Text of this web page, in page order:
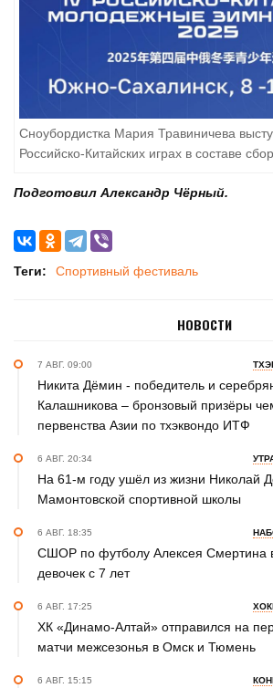
Сноубордистка Мария Травиничева
Российско-Китайских играх в составе
Подготовил Александр Чёрный.
Теги: Спортивный фестиваль
НОВОСТИ
7 АВГ. 09:00
Никита Дёмин - победитель и
Калашникова – бронзовый призёры
первенства Азии по тхэквондо ИТФ
6 АВГ. 20:34
На 61-м году ушёл из жизни Николай
Мамонтовской спортивной школы
6 АВГ. 18:35
СШОР по футболу Алексея Смертина
девочек с 7 лет
6 АВГ. 17:25
ХК «Динамо-Алтай» отправился на
матчи межсезонья в Омск и Тюмень
6 АВГ. 15:15